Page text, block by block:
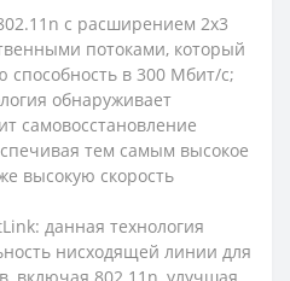
с расширением 2x3
потоками, который
способность в 300 Мбит/с;
обнаруживает
самовосстановление
тем самым высокое
высокую скорость
данная технология
нисходящей линии для